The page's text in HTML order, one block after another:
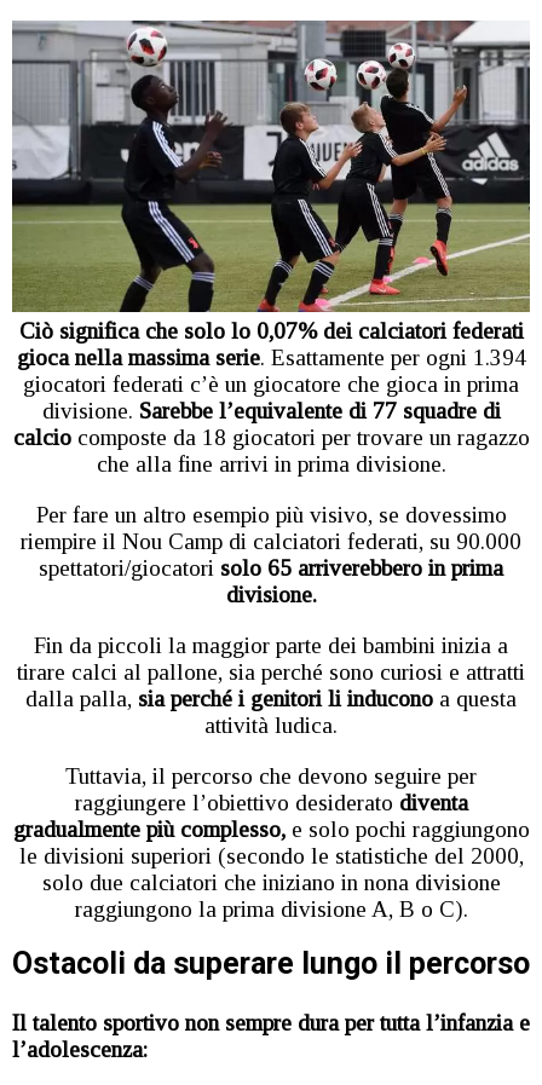
Ciò significa che solo lo 0,07% dei calciatori federati
gioca nella massima serie. Esattamente per ogni 1.394
giocatori federati c’è un giocatore che gioca in prima
divisione. Sarebbe l’equivalente di 77 squadre di
calciocomposte da 18 giocatori per trovare un ragazzo
che alla fine arrivi in prima divisione.
Per fare un altro esempio più visivo, se dovessimo
riempire il Nou Camp di calciatori federati, su 90.000
spettatori/giocatori solo 65 arriverebbero in prima
divisione.
Fin da piccoli la maggior parte dei bambini inizia a
tirare calci al pallone, sia perché sono curiosi e attratti
dalla palla, sia perché i genitori li inducono a questa
attività ludica.
Tuttavia, il percorso che devono seguire per
raggiungere l’obiettivo desiderato diventa
gradualmente più complesso,e solo pochi raggiungono
le divisioni superiori (secondo le statistiche del 2000,
solo due calciatori che iniziano in nona divisione
raggiungono la prima divisione A, B o C).
Ostacoli da superare lungo il percorso
Il talento sportivo non sempre dura per tutta l’infanzia e
l’adolescenza: